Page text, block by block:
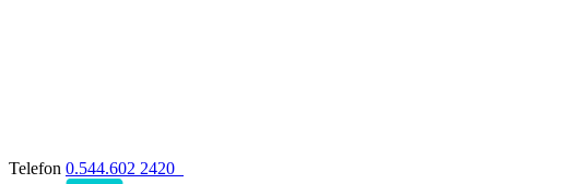
Telefon 0.544.602 2420